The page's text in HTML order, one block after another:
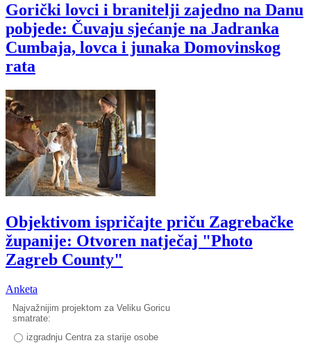
Gorički lovci i branitelji zajedno na Danu
pobjede: Čuvaju sjećanje na Jadranka
Cumbaja, lovca i junaka Domovinskog
rata
Objektivom ispričajte priču Zagrebačke
županije: Otvoren natječaj "Photo
Zagreb County"
Anketa
Najvažnijim projektom za Veliku Goricu
smatrate:
izgradnju Centra za starije osobe